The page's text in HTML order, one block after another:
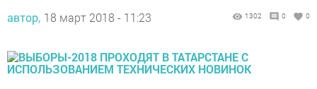
автор, 18 март 2018 - 11:23 1302 0 0